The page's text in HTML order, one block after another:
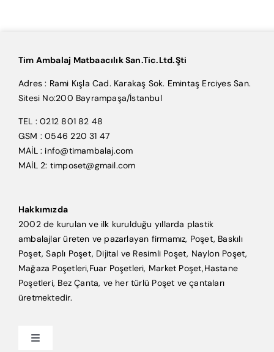
Tim Ambalaj Matbaacılık San.Tic.Ltd.Şti
Adres : Rami Kışla Cad. Karakaş Sok. Emintaş Erciyes San.
Sitesi No:200 Bayrampaşa/İstanbul
TEL : 0212 801 82 48
GSM : 0546 220 31 47
MAİL : info@timambalaj.com
MAİL 2: timposet@gmail.com
Hakkımızda
2002 de kurulan ve ilk kurulduğu yıllarda plastik
ambalajlar üreten ve pazarlayan firmamız, Poşet, Baskılı
Poşet, Saplı Poşet, Dijital ve Resimli Poşet, Naylon Poşet,
Mağaza Poşetleri,Fuar Poşetleri, Market Poşet,Hastane
Poşetleri, Bez Çanta, ve her türlü Poşet ve çantaları
üretmektedir.
Toggle